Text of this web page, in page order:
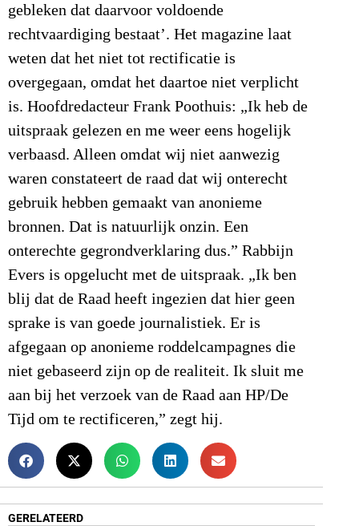
gebleken dat daarvoor voldoende
rechtvaardiging bestaat’. Het magazine laat
weten dat het niet tot rectificatie is
overgegaan, omdat het daartoe niet verplicht
is. Hoofdredacteur Frank Poothuis: „Ik heb de
uitspraak gelezen en me weer eens hogelijk
verbaasd. Alleen omdat wij niet aanwezig
waren constateert de raad dat wij onterecht
gebruik hebben gemaakt van anonieme
bronnen. Dat is natuurlijk onzin. Een
onterechte gegrondverklaring dus.” Rabbijn
Evers is opgelucht met de uitspraak. „Ik ben
blij dat de Raad heeft ingezien dat hier geen
sprake is van goede journalistiek. Er is
afgegaan op anonieme roddelcampagnes die
niet gebaseerd zijn op de realiteit. Ik sluit me
aan bij het verzoek van de Raad aan HP/De
Tijd om te rectificeren,” zegt hij.
GERELATEERD